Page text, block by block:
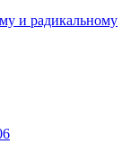
и радикальному